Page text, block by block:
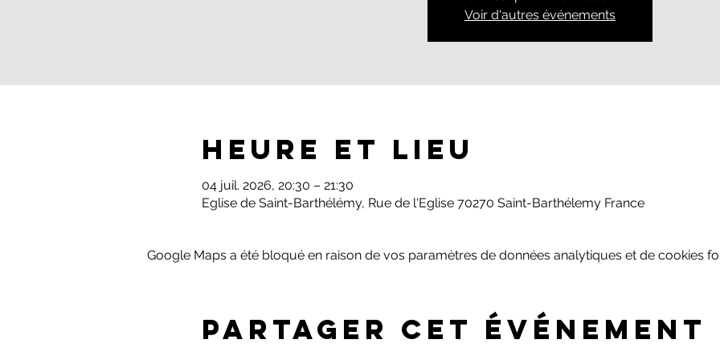
Voir d'autres événements
Heure et lieu
04 juil. 2026, 20:30 – 21:30
Eglise de Saint-Barthélémy, Rue de l'Eglise 70270 Saint-Barthélemy France
Google Maps a été bloqué en raison de vos paramètres de données analytiques et de cookies
Partager cet événement